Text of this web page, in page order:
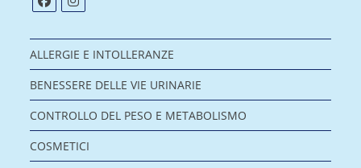
ALLERGIE E INTOLLERANZE
BENESSERE DELLE VIE URINARIE
CONTROLLO DEL PESO E METABOLISMO
COSMETICI